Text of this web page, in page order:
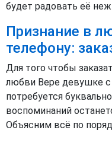
будет радовать её
Признание в
телефону:
Для того чтобы
любви Вере девушке
потребуется
воспоминаний
Объясним всё по